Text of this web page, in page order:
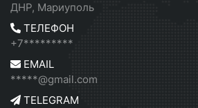
ДНР, Мариуполь
ТЕЛЕФОН
+7*********
EMAIL
*****@gmail.com
TELEGRAM